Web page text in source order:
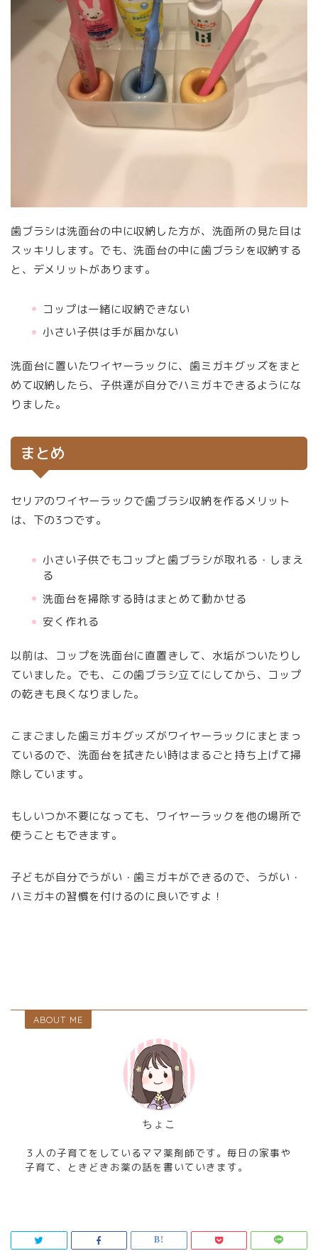
歯ブラシは洗面台の中に収納した方が、洗面所の見た目は
スッキリします。でも、洗面台の中に歯ブラシを収納する
と、デメリットがあります。
コップは一緒に収納できない
小さい子供は手が届かない
洗面台に置いたワイヤーラックに、歯ミガキグッズをまと
めて収納したら、子供達が自分でハミガキできるようにな
りました。
まとめ
セリアのワイヤーラックで歯ブラシ収納を作るメリット
は、下の3つです。
小さい子供でもコップと歯ブラシが取れる・しまえ
る
洗面台を掃除する時はまとめて動かせる
安く作れる
以前は、コップを洗面台に直置きして、水垢がついたりし
ていました。でも、この歯ブラシ立てにしてから、コップ
の乾きも良くなりました。
こまごました歯ミガキグッズがワイヤーラックにまとまっ
ているので、洗面台を拭きたい時はまるごと持ち上げて掃
除しています。
もしいつか不要になっても、ワイヤーラックを他の場所で
使うこともできます。
子どもが自分でうがい・歯ミガキができるので、うがい・
ハミガキの習慣を付けるのに良いですよ！
ABOUT ME
ちょこ
３人の子育てをしているママ薬剤師です。毎日の家事や
子育て、ときどきお薬の話を書いていきます。